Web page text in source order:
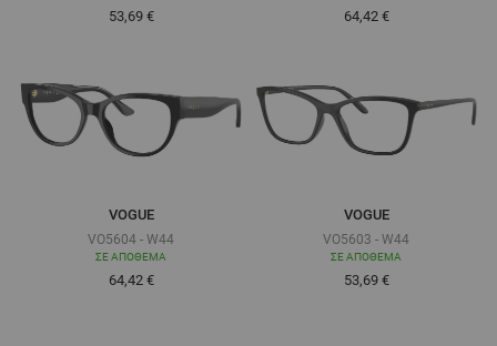
53,69 € 64,42 €
VOGUE
VO5604 - W44
ΣΕ ΑΠΌΘΕΜΑ
Τόσο χαμηλά όσο
64,42 €
VOGUE
VO5603 - W44
ΣΕ ΑΠΌΘΕΜΑ
Τόσο χαμηλά όσο
53,69 €